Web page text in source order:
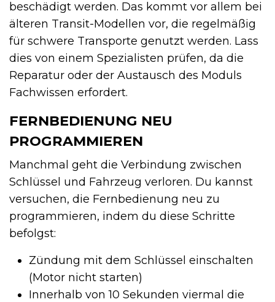
beschädigt werden. Das kommt vor allem bei
älteren Transit-Modellen vor, die regelmäßig
für schwere Transporte genutzt werden. Lass
dies von einem Spezialisten prüfen, da die
Reparatur oder der Austausch des Moduls
Fachwissen erfordert.
FERNBEDIENUNG NEU
PROGRAMMIEREN
Manchmal geht die Verbindung zwischen
Schlüssel und Fahrzeug verloren. Du kannst
versuchen, die Fernbedienung neu zu
programmieren, indem du diese Schritte
befolgst:
Zündung mit dem Schlüssel einschalten
(Motor nicht starten)
Innerhalb von 10 Sekunden viermal die